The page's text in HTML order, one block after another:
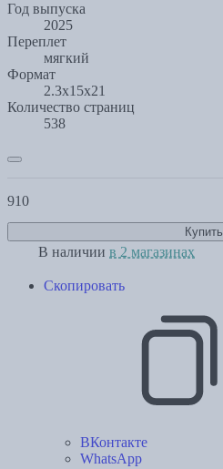
Год выпуска
2025
Переплет
мягкий
Формат
2.3x15x21
Количество страниц
538
910
Купить
В наличии в 2 магазинах
Скопировать
ВКонтакте
WhatsApp